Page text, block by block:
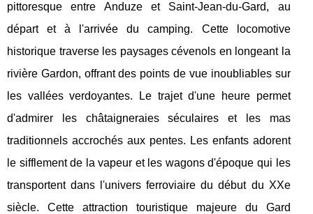
pittoresque entre Anduze et Saint-Jean-du-Gard, au
départ et à l'arrivée du camping. Cette locomotive
historique traverse les paysages cévenols en longeant la
rivière Gardon, offrant des points de vue inoubliables sur
les vallées verdoyantes. Le trajet d'une heure permet
d'admirer les châtaigneraies séculaires et les mas
traditionnels accrochés aux pentes. Les enfants adorent
le sifflement de la vapeur et les wagons d'époque qui les
transportent dans l'univers ferroviaire du début du XXe
siècle. Cette attraction touristique majeure du Gard